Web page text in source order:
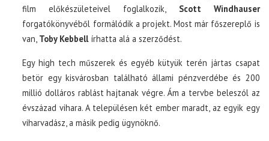
film előkészületeivel foglalkozik, Scott Windhauser
forgatókönyvéből formálódik a projekt. Most már főszereplő is
van, Toby Kebbellírhatta alá a szerződést.
Egy high tech műszerek és egyéb kütyük terén jártas csapat
betör egy kisvárosban található állami pénzverdébe és 200
millió dolláros rablást hajtanak végre. Ám a tervbe beleszól az
évszázad vihara. A településen két ember maradt, az egyik egy
viharvadász, a másik pedig ügynöknő.